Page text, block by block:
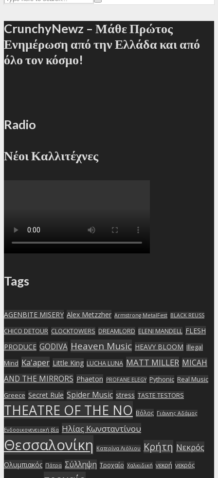
CrunchyNewz – Μάθε Πρώτος
Ενημέρωση από την Ελλάδα και από
όλο τον κόσμο!
Radio
Νέοι Καλλιτέχνες
Tags
AGENBITE MISERY Alex Metzzher Armstrong MetalFest BLACK REUSS
CHICO DETOUR CLOCKTOWERS DREAMLORD ELENI MANDELL FLESH
PRODUCE GODIVA Heaven Music HEAVY BLOOM Illegal
Mind Ka'aper Little King LUCHA LUNA MATT MILLER MICAH
AND THE MIRRORS Phaeton PROFANE ELEGY Pythonic Real Music
Greece Secret Rule Spider Music stress TASTE TESTORS
THEATRE OF THE NO Βόλος Γιάννης Αδάμος
Ενδοοικογενειακή βία Ηλίας Κωνσταντίνου
Θεσσαλονίκη Κατερίνα Λιόλιου Κρήτη Νεκρός
Ολυμπιακός Πάτρα Σύλληψη Τροχαίο Χαλκιδική νεκρή νεκρός